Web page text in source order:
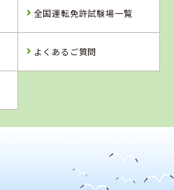
予 約
詳 細
詳 細
5
全国運転免許試験場一覧
よくあるご質問